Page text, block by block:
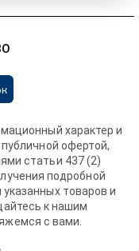
характер и
офертой,
статьи 437 (2)
подробной
товаров и
к нашим
с вами.